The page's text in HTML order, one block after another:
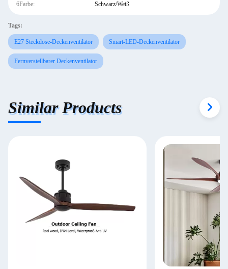
6Farbe: Schwarz/Weiß
Tags:
E27 Steckdose-Deckenventilator Smart-LED-Deckenventilator
Fernverstellbarer Deckenventilator
Similar Products